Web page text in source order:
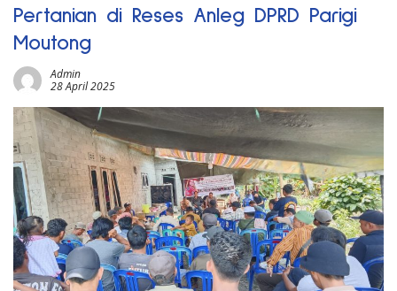
Pertanian di Reses Anleg DPRD Parigi
Moutong
Admin
28 April 2025